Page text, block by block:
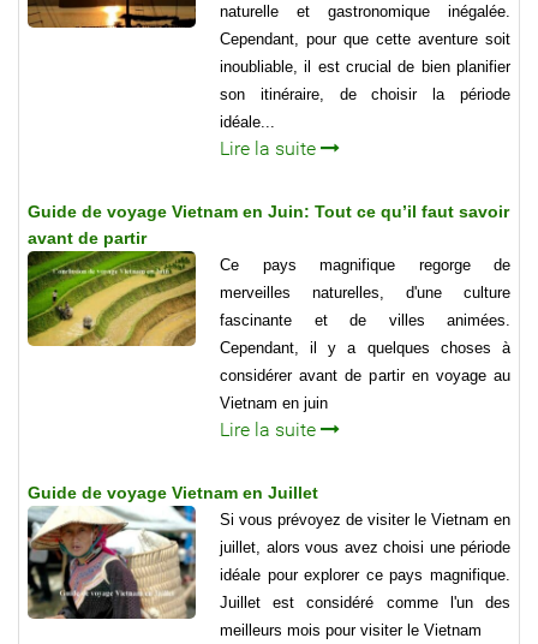
naturelle et gastronomique inégalée.
Cependant, pour que cette aventure soit
inoubliable, il est crucial de bien planifier
son itinéraire, de choisir la période
idéale...
Lire la suite
Guide de voyage Vietnam en Juin: Tout ce qu’il faut savoir
avant de partir
Ce pays magnifique regorge de
merveilles naturelles, d'une culture
fascinante et de villes animées.
Cependant, il y a quelques choses à
considérer avant de partir en voyage au
Vietnam en juin
Lire la suite
Guide de voyage Vietnam en Juillet
Si vous prévoyez de visiter le Vietnam en
juillet, alors vous avez choisi une période
idéale pour explorer ce pays magnifique.
Juillet est considéré comme l'un des
meilleurs mois pour visiter le Vietnam